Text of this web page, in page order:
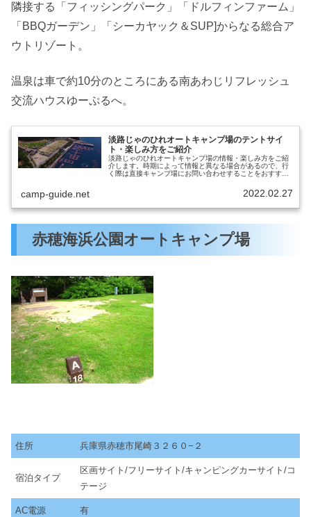
隣接する「フィッシングパーク」「ドルフィンファーム」
「BBQガーデン」「シーカヤック＆SUP]からなる総合ア
ウトリゾート。
温泉は車で約10分のところにある南あわじリフレッシュ
交流ハウスゆーぷるへ。
淡路じゃのひれオートキャンプ場のテントサイ
ト・楽しみ方をご紹介
淡路じゃのひれオートキャンプ場の情報・楽しみ方をご紹
介します。時期によって情報と異なる場合があるので、行
く際は直接キャンプ場にお問い合わせすることをおすすめ
camp-guide.net 2022.02.27
赤穂海浜公園オートキャンプ場
住所 兵庫県赤穂市尾崎３２６０−２
宿泊タイプ
区画サイト/フリーサイト/キャンピングカーサイト/コ
テージ
AC電源 有